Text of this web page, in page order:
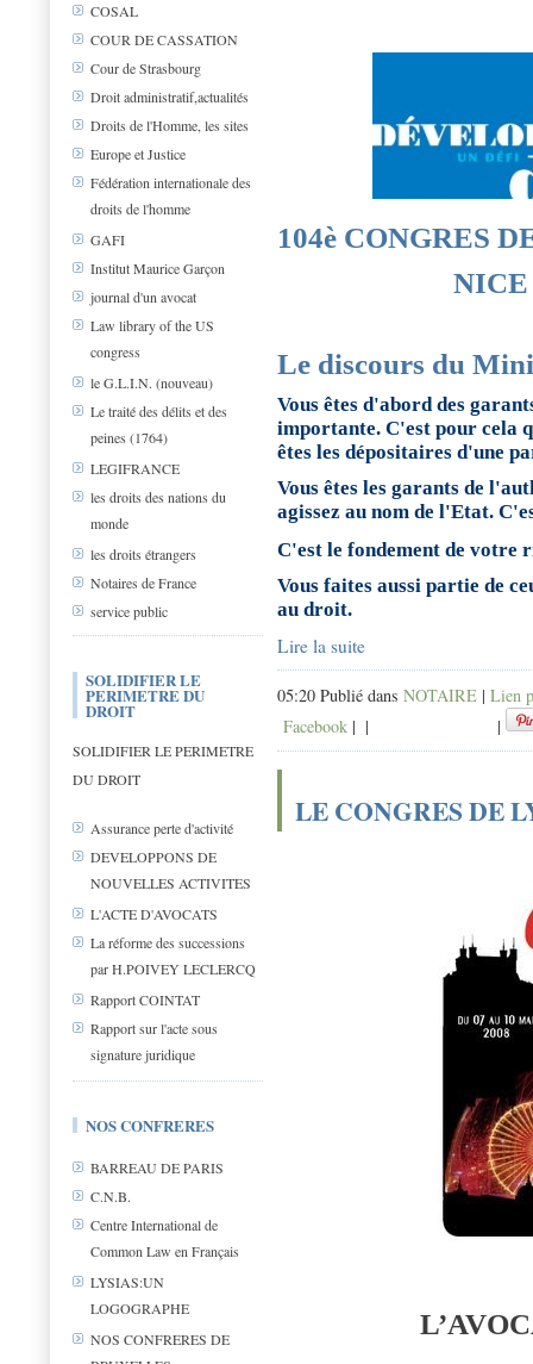
COSAL
COUR DE CASSATION
Cour de Strasbourg
Droit administratif,actualités
Droits de l'Homme, les sites
Europe et Justice
Fédération internationale des
droits de l'homme
GAFI
Institut Maurice Garçon
journal d'un avocat
Law library of the US
congress
le G.L.I.N. (nouveau)
Le traité des délits et des
peines (1764)
LEGIFRANCE
les droits des nations du
monde
les droits étrangers
Notaires de France
service public
SOLIDIFIER LE
PERIMETRE DU
DROIT
SOLIDIFIER LE PERIMETRE
DU DROIT
Assurance perte d'activité
DEVELOPPONS DE
NOUVELLES ACTIVITES
L'ACTE D'AVOCATS
La réforme des successions
par H.POIVEY LECLERCQ
Rapport COINTAT
Rapport sur l'acte sous
signature juridique
NOS CONFRERES
BARREAU DE PARIS
C.N.B.
Centre International de
Common Law en Français
LYSIAS:UN
LOGOGRAPHE
NOS CONFRERES DE
104è CONGRES
NICE
Le discours du
Vous êtes d'abord des
importante. C'est pour cela
êtes les dépositaires d'une
Vous êtes les garants de
agissez au nom de l'Etat.
C'est le fondement de
Vous faites aussi partie de
au droit.
Lire la suite
05:20 Publié dans NOTAIRE | Lien
Facebook | | |
LE CONGRES DE